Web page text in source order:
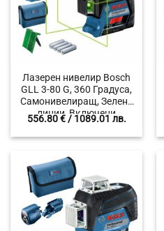
Лазерен нивелир Bosch
GLL 3-80 G, 360 Градуса,
Самонивелиращ, Зелени
линии, Включени
аксесоари
556.80€/ 1089.01 лв.